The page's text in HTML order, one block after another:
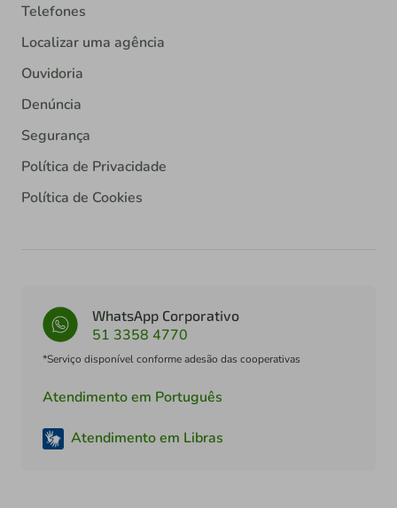
Telefones
Localizar uma agência
Ouvidoria
Denúncia
Segurança
Política de Privacidade
Política de Cookies
WhatsApp Corporativo
51 3358 4770
*Serviço disponível conforme adesão das cooperativas
Atendimento em Português
Atendimento em Libras